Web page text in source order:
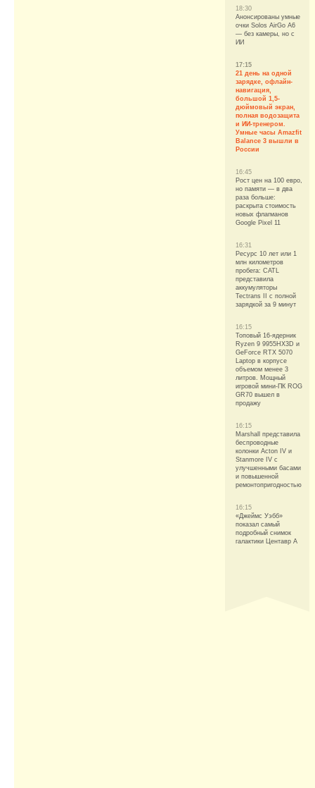
18:30
Анонсированы умные
очки Solos AirGo A6
— без камеры, но с
ИИ
17:15
21 день на одной
зарядке, офлайн-
навигация,
большой 1,5-
дюймовый экран,
полная водозащита
и ИИ-тренером.
Умные часы Amazfit
Balance 3 вышли в
России
16:45
Рост цен на 100 евро,
но памяти — в два
раза больше:
раскрыта стоимость
новых флагманов
Google Pixel 11
16:31
Ресурс 10 лет или 1
млн километров
пробега: CATL
представила
аккумуляторы
Tectrans II с полной
зарядкой за 9 минут
16:15
Топовый 16-ядерник
Ryzen 9 9955HX3D и
GeForce RTX 5070
Laptop в корпусе
объемом менее 3
литров. Мощный
игровой мини-ПК ROG
GR70 вышел в
продажу
16:15
Marshall представила
беспроводные
колонки Acton IV и
Stanmore IV с
улучшенными басами
и повышенной
ремонтопригодностью
16:15
«Джеймс Уэбб»
показал самый
подробный снимок
галактики Центавр А